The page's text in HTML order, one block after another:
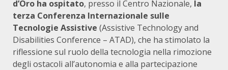
d’Oro ha ospitato, presso il Centro Nazionale, la
terza Conferenza Internazionale sulle
Tecnologie Assistive (Assistive Technology and
Disabilities Conference – ATAD), che ha stimolato la
riflessione sul ruolo della tecnologia nella rimozione
degli ostacoli all’autonomia e alla partecipazione